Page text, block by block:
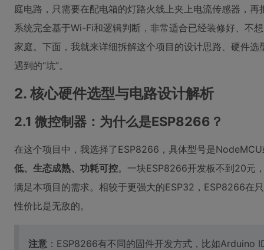
庭电路，只需要在配电箱的灯路火线上夹上电流传感器，
系统完全基于Wi-Fi和逻辑判断，非常适合已经装修好、不
家庭。下面，我就来详细拆解这个项目的设计思路、硬件
遇到的“坑”。
2. 核心硬件选型与电路设计解析
2.1 微控制器：为什么是ESP8266？
在这个项目中，我选择了ESP8266，具体型号是
低、生态成熟、功耗可控。一块ESP8266开发板不到20元
满足本项目的需求。相较于更强大的ESP32，ESP8266在
性价比是无敌的。
注意 ：ESP8266有不同的固件开发方式，比如Arduino